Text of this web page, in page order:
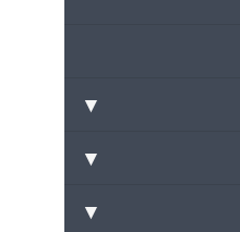
▾
▾
▾